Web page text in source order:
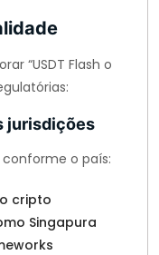
“USDT Flash o
jurisdições
conforme o país:
cripto
Singapura